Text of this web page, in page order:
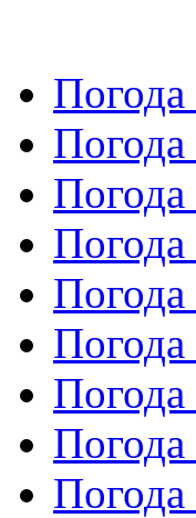
Погода
Погода
Погода
Погода
Погода
Погода
Погода
Погода